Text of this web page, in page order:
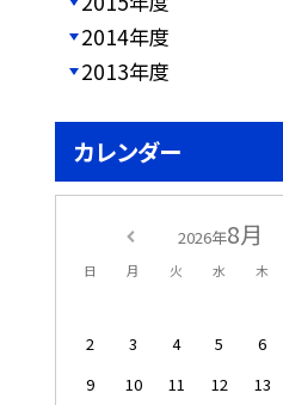
2014年度
2013年度
カレンダー
2026年8月
日 月 火 水 木
2
3 4 5 6
9
10 11 12 13